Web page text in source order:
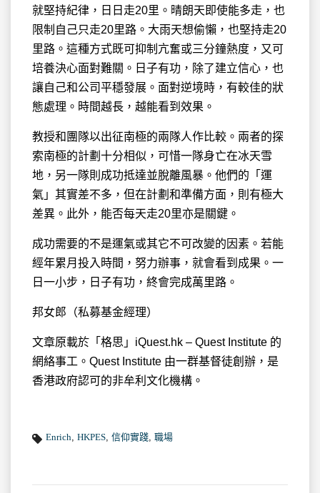
就堅持紀律，日日走20里。晴朗天即使能多走，也
限制自己只走20里路。大雨天想偷懶，也堅持走20
里路。這種方式既可抑制亢奮或三分鐘熱度，又可
培養決心面對難關。日子有功，除了建立信心，也
讓自己和公司平穩發展。面對逆境時，有較佳的狀
態處理。時間越長，越能看到效果。
教授和團隊以出征南極的兩隊人作比較。兩者的探
索南極的計劃十分相似，可惜一隊身亡在冰天雪
地，另一隊則成功抵達並脫離風暴。他們的「運
氣」其實差不多，但在計劃和準備方面，則有極大
差異。此外，能否每天走20里亦是關鍵。
成功需要的不是運氣或其它不可改變的因素。若能
經年累月投入時間，努力辦事，就會看到成果。一
日一小步，日子有功，終會完成萬里路。
邦女郎（私募基金經理）
文章原載於「格思」iQuest.hk – Quest Institute 的
網絡事工。Quest Institute 由一群基督徒創辦，是
香港政府認可的非牟利文化機構。
Enrich HKPES 信仰實踐 職場